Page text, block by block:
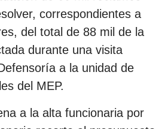
correspondientes a
del total de 88 mil de la
durante una visita
a la unidad de
del MEP.
a la alta funcionaria por